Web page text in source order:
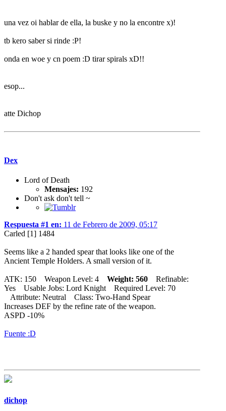
una vez oi hablar de ella, la buske y no la encontre x)!
tb kero saber si rinde :P!
onda en woe y cn poem :D tirar spirals xD!!
esop...
atte Dichop
Dex
Lord of Death
Mensajes: 192
Don't ask don't tell ~
Respuesta #1 en: 11 de Febrero de 2009, 05:17
Carled [1] 1484
Seems like a 2 handed spear that looks like one of the
Ancient Temple Holders. A small version of it.
ATK: 150 Weapon Level: 4 Weight: 560
Refinable:
Yes Usable Jobs: Lord Knight Required Level: 70
Attribute: Neutral Class: Two-Hand Spear
Increases DEF by the refine rate of the weapon.
ASPD -10%
Fuente :D
dichop